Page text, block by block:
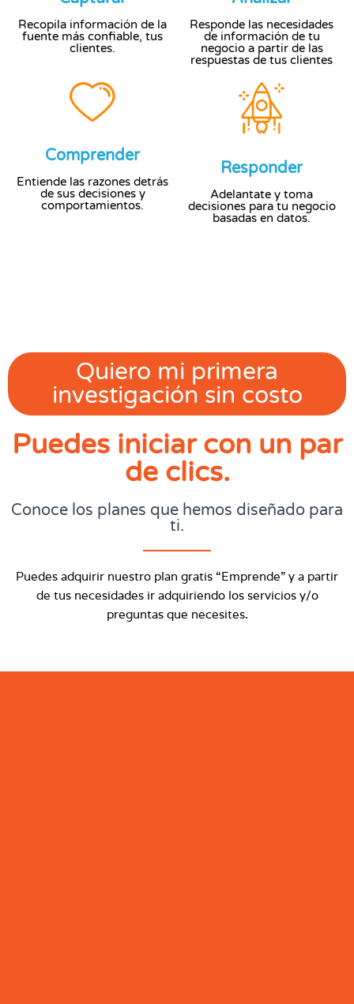
Recopila información de la
fuente más confiable, tus
clientes.
Responde las necesidades
de información de tu
negocio a partir de las
respuestas de tus clientes
Comprender
Entiende las razones detrás
de sus decisiones y
comportamientos.
Responder
Adelantate y toma
decisiones para tu negocio
basadas en datos.
Quiero mi primera
investigación sin costo
Puedes iniciar con un par
de clics.
Conoce los planes que hemos diseñado para
ti.
Puedes adquirir nuestro plan gratis “Emprende” y a partir
de tus necesidades ir adquiriendo los servicios y/o
preguntas que necesites.